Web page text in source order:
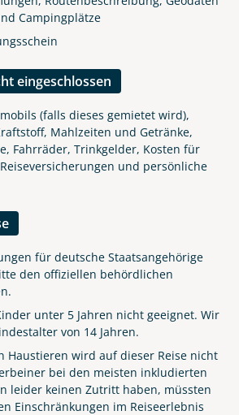
Campingplätze
eingeschlossen
(falls dieses gemietet wird),
Mahlzeiten und Getränke,
Fahrräder, Trinkgelder, Kosten für
und persönliche
für deutsche Staatsangehörige
den offiziellen behördlichen
unter 5 Jahren nicht geeignet. Wir
von 14 Jahren.
Haustieren wird auf dieser Reise nicht
bei den meisten inkludierten
leider keinen Zutritt haben, müssten
Einschränkungen im Reiseerlebnis